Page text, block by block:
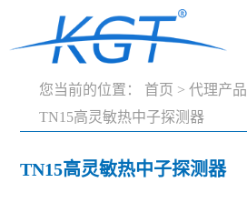
您当前的位置： 首页 > 代理产品
TN15高灵敏热中子探测器
TN15高灵敏热中子探测器